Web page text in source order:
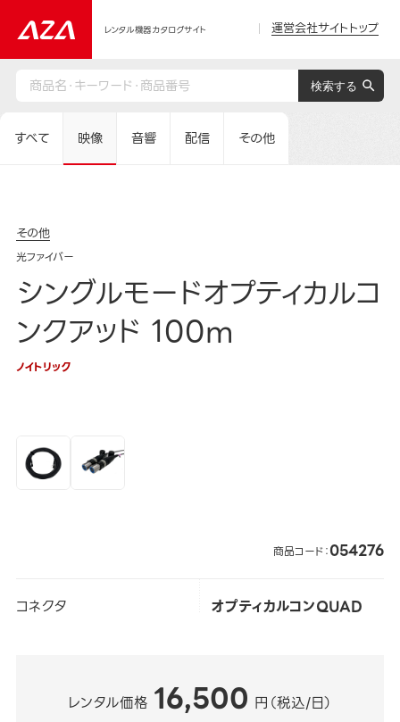
レンタル機器カタログサイト 運営会社サイトトップ
すべて 映像 音響 配信 その他
その他
光ファイバー
シングルモードオプティカルコ
ンクアッド 100m
ノイトリック
商品コード：054276
コネクタ オプティカルコンQUAD
レンタル価格 16,500 円（税込/日）